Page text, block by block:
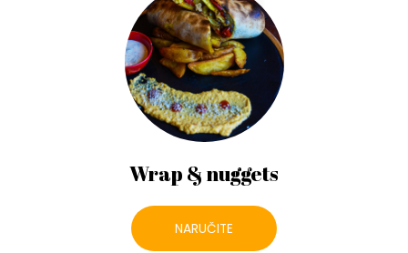
Wrap & nuggets
NARUČITE